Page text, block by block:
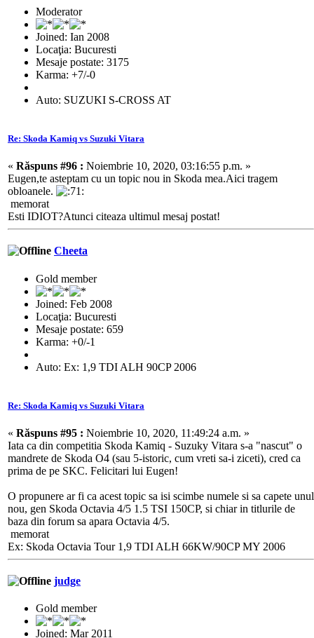
Moderator
Joined: Ian 2008
Locaţia: Bucuresti
Mesaje postate: 3175
Karma: +7/-0
Auto: SUZUKI S-CROSS AT
Re: Skoda Kamiq vs Suzuki Vitara
« Răspuns #96 : Noiembrie 10, 2020, 03:16:55 p.m. »
Eugen,te asteptam cu un topic nou in Skoda mea.Aici tragem
obloanele.
memorat
Esti IDIOT?Atunci citeaza ultimul mesaj postat!
Cheeta
Gold member
Joined: Feb 2008
Locaţia: Bucuresti
Mesaje postate: 659
Karma: +0/-1
Auto: Ex: 1,9 TDI ALH 90CP 2006
Re: Skoda Kamiq vs Suzuki Vitara
« Răspuns #95 : Noiembrie 10, 2020, 11:49:24 a.m. »
Iata ca din competitia Skoda Kamiq - Suzuky Vitara s-a "nascut" o
mandrete de Skoda O4 (sau 5-istoric, cum vreti sa-i ziceti), cred ca
prima de pe SKC. Felicitari lui Eugen!
O propunere ar fi ca acest topic sa isi scimbe numele si sa capete unul
nou, gen Skoda Octavia 4/5 1.5 TSI 150CP, si chiar in titlurile de
baza din forum sa apara Octavia 4/5.
memorat
Ex: Skoda Octavia Tour 1,9 TDI ALH 66KW/90CP MY 2006
judge
Gold member
Joined: Mar 2011